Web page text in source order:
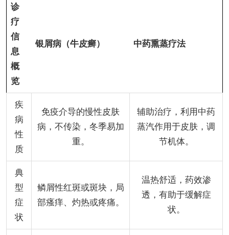
诊
疗
信
息
概
览
银屑病（牛皮癣） 中药熏蒸疗法
疾
病
性
质
免疫介导的慢性皮肤
病，不传染，冬季易加
重。
辅助治疗，利用中药
蒸汽作用于皮肤，调
节机体。
典
型
症
状
鳞屑性红斑或斑块，局
部瘙痒、灼热或疼痛。
温热舒适，药效渗
透，有助于缓解症
状。